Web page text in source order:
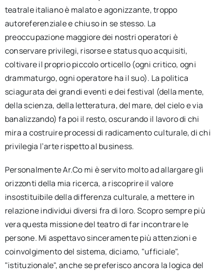
teatrale italiano è malato e agonizzante, troppo
autoreferenziale e chiuso in se stesso. La
preoccupazione maggiore dei nostri operatori è
conservare privilegi, risorse e status quo acquisiti,
coltivare il proprio piccolo orticello (ogni critico, ogni
drammaturgo, ogni operatore ha il suo). La politica
sciagurata dei grandi eventi e dei festival (della mente,
della scienza, della letteratura, del mare, del cielo e via
banalizzando) fa poi il resto, oscurando il lavoro di chi
mira a costruire processi di radicamento culturale, di chi
privilegia l’arte rispetto al business.
Personalmente Ar.Co mi è servito molto ad allargare gli
orizzonti della mia ricerca, a riscoprire il valore
insostituibile della differenza culturale, a mettere in
relazione individui diversi fra di loro. Scopro sempre più
vera questa missione del teatro di far incontrare le
persone. Mi aspettavo sinceramente più attenzioni e
coinvolgimento del sistema, diciamo, "ufficiale",
"istituzionale", anche se preferisco ancora la logica del